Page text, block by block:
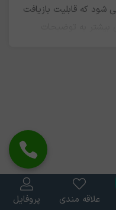
شود که قابلیت بازیافت
علاقه مندی پروفایل